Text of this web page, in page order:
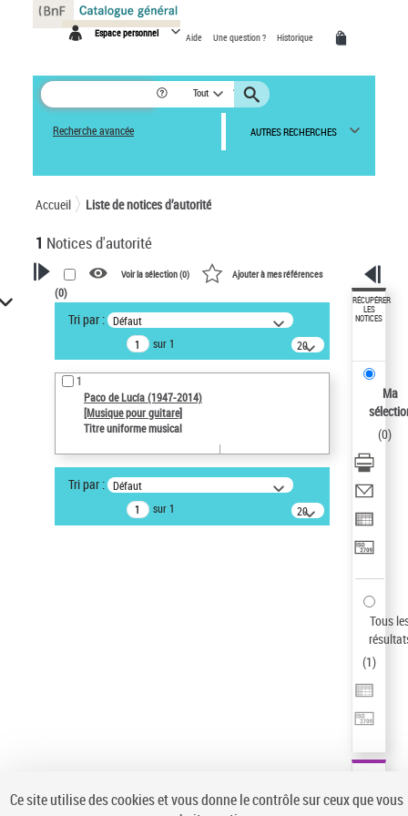
Espace personnel Aide Une question ? Historique
Tout
Recherche avancée AUTRES RECHERCHES
Accueil Liste de notices d’autorité
1 Notices d'autorité
VOTRE RECHERCHE
Recherche avancée dans les
notices d’autorité
Œuvres liées à l'auteur :
Paco de Lucía (1947-2014)
Type de notice d'autorité
Voir la sélection (0) Ajouter à mes références
(0)
Tri par : Défaut
sur 1
20
résultats/page
1
Paco de Lucía (1947-2014)
[Musique pour guitare]
Titre uniforme musical
Tri par : Défaut
sur 1
20
résultats/page
RÉCUPÉRER
LES
NOTICES
Ma
(0)
Tous
(1)
Panneau de gestion des cookies
Ce site utilise des cookies et vous donne le contrôle sur ceux que vous